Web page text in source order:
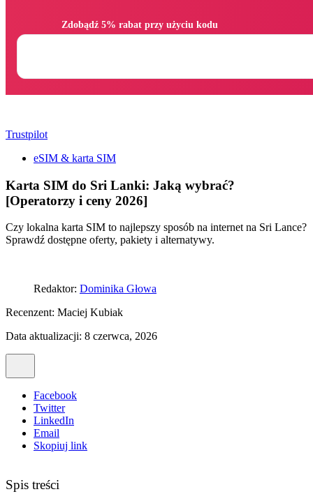
Trustpilot
eSIM & karta SIM
Karta SIM do Sri Lanki: Jaką wybrać?
[Operatorzy i ceny 2026]
Czy lokalna karta SIM to najlepszy sposób na internet na Sri Lance?
Sprawdź dostępne oferty, pakiety i alternatywy.
Redaktor: Dominika Głowa
Recenzent: Maciej Kubiak
Data aktualizacji: 8 czerwca, 2026
Facebook
Twitter
LinkedIn
Email
Skopiuj link
Spis treści